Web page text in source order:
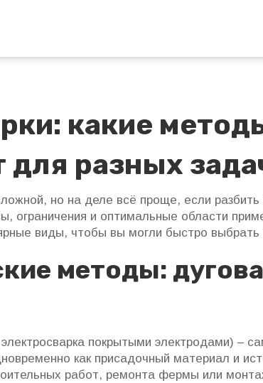
какие
для разных
но на деле всё проще, если
ограничения и оптимальные области
виды, чтобы вы могли быстро выбрать
методы:
покрытыми электродами) –
как присадочный материал и
работ, ремонта фермы или